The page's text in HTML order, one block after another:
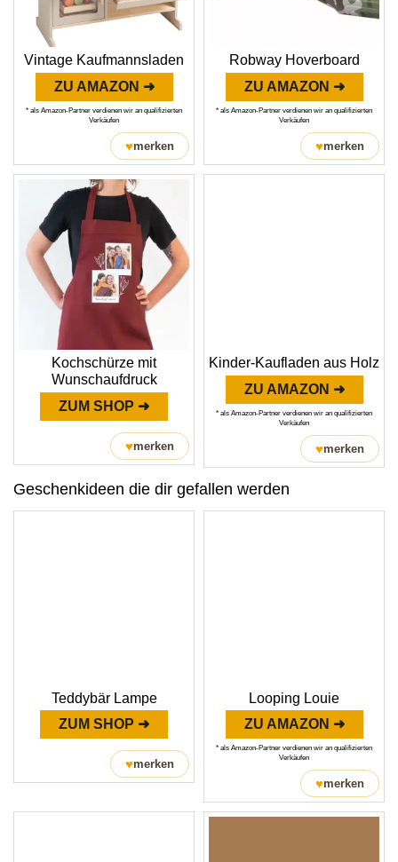
Vintage Kaufmannsladen
ZU AMAZON ➜
* als Amazon-Partner verdienen wir an qualifizierten
Verkäufen
♥merken
Robway Hoverboard
ZU AMAZON ➜
* als Amazon-Partner verdienen wir an qualifizierten
Verkäufen
♥merken
Kochschürze mit
Wunschaufdruck
ZUM SHOP ➜
♥merken
Kinder-Kaufladen aus Holz
ZU AMAZON ➜
* als Amazon-Partner verdienen wir an qualifizierten
Verkäufen
♥merken
Geschenkideen die dir gefallen werden
Teddybär Lampe
ZUM SHOP ➜
♥merken
Looping Louie
ZU AMAZON ➜
* als Amazon-Partner verdienen wir an qualifizierten
Verkäufen
♥merken